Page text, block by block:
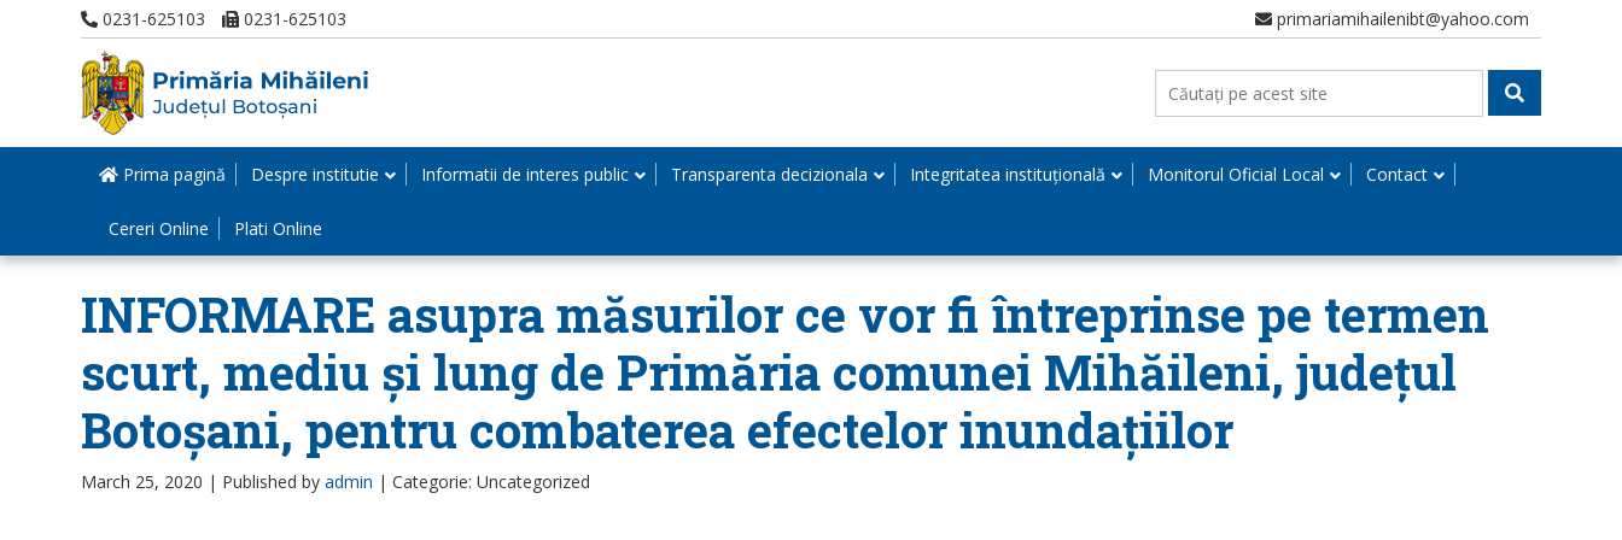
0231-625103 0231-625103 primariamihailenibt@yahoo.com
Prima pagină Despre institutie Informatii de interes public Transparenta decizionala Integritatea instituțională Monitorul Oficial Local Contact
Cereri Online Plati Online
INFORMARE asupra măsurilor ce vor fi întreprinse pe termen
scurt, mediu și lung de Primăria comunei Mihăileni, județul
Botoșani, pentru combaterea efectelor inundațiilor
March 25, 2020 | Published by admin | Categorie: Uncategorized